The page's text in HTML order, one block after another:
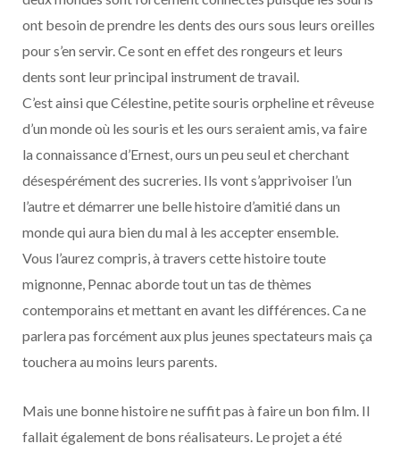
ont besoin de prendre les dents des ours sous leurs oreilles
pour s’en servir. Ce sont en effet des rongeurs et leurs
dents sont leur principal instrument de travail.
C’est ainsi que Célestine, petite souris orpheline et rêveuse
d’un monde où les souris et les ours seraient amis, va faire
la connaissance d’Ernest, ours un peu seul et cherchant
désespérément des sucreries. Ils vont s’apprivoiser l’un
l’autre et démarrer une belle histoire d’amitié dans un
monde qui aura bien du mal à les accepter ensemble.
Vous l’aurez compris, à travers cette histoire toute
mignonne, Pennac aborde tout un tas de thèmes
contemporains et mettant en avant les différences. Ca ne
parlera pas forcément aux plus jeunes spectateurs mais ça
touchera au moins leurs parents.
Mais une bonne histoire ne suffit pas à faire un bon film. Il
fallait également de bons réalisateurs. Le projet a été